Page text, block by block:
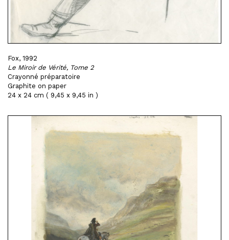
Fox, 1992
Le Miroir de Vérité, Tome 2
Crayonné préparatoire
Graphite on paper
24 x 24 cm ( 9,45 x 9,45 in )